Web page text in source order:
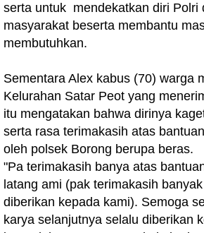
serta untuk mendekatkan diri Polri
masyarakat beserta membantu
membutuhkan.
Sementara Alex kabus (70) warga
Kelurahan Satar Peot yang
itu mengatakan bahwa dirinya
serta rasa terimakasih atas
oleh polsek Borong berupa beras.
"Pa terimakasih banya atas
latang ami (pak terimakasih
diberikan kepada kami). Semoga
karya selanjutnya selalu diberikan